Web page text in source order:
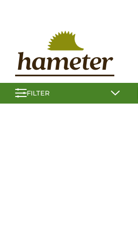
FILTER